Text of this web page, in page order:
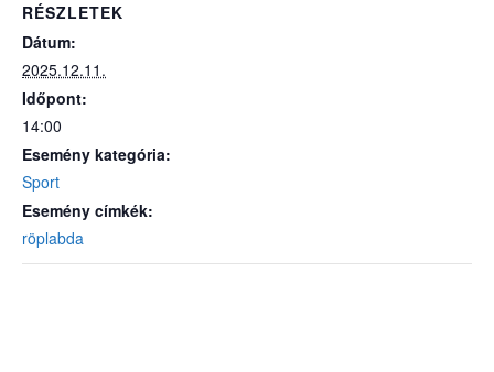
RÉSZLETEK
Dátum:
2025.12.11.
Időpont:
14:00
Esemény kategória:
Sport
Esemény címkék:
röplabda